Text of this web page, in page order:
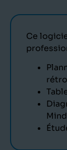
Ce